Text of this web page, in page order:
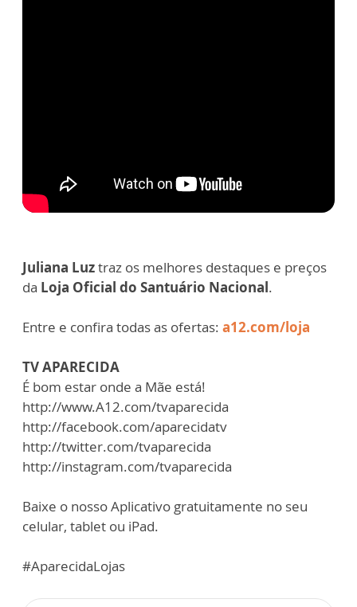
Juliana Luztraz os melhores destaques e preços
da Loja Oficial do Santuário Nacional.
Entre e confira todas as ofertas: a12.com/loja
TV APARECIDA
É bom estar onde a Mãe está!
http://www.A12.com/tvaparecida​​​​​
http://facebook.com/aparecidatv​​​​​
http://twitter.com/tvaparecida​​​​​
http://instagram.com/tvaparecida​​​​​
Baixe o nosso Aplicativo gratuitamente no seu
celular, tablet ou iPad.
#AparecidaLojas